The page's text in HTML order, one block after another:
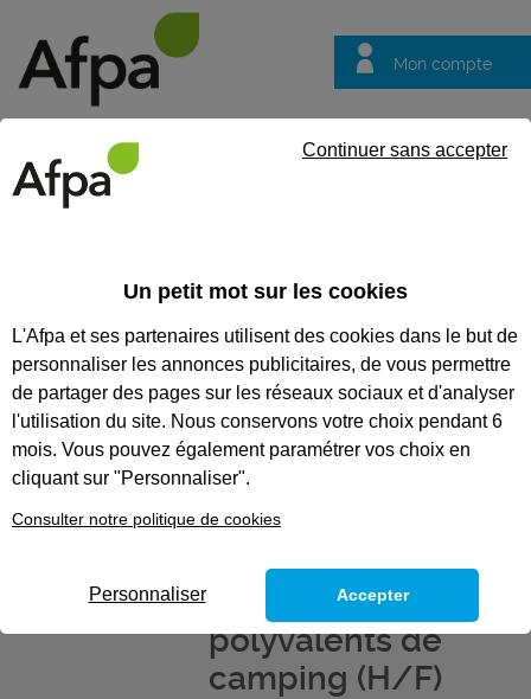
Mon compte
questions
Fil info 06/01/2026
Le groupe Pausado,
spécialiste des
campings familiaux
et chaleureux,
recrute et forme
avec l’Afpa 8
employés
polyvalents de
camping (H/F)
Un petit mot sur les cookies
L'Afpa et ses partenaires utilisent des cookies dans le but de
personnaliser les annonces publicitaires, de vous permettre
de partager des pages sur les réseaux sociaux et d'analyser
l'utilisation du site. Nous conservons votre choix pendant 6
mois. Vous pouvez également paramétrer vos choix en
cliquant sur "Personnaliser".
Consulter notre politique de cookies
Continuer sans accepter
Personnaliser Accepter